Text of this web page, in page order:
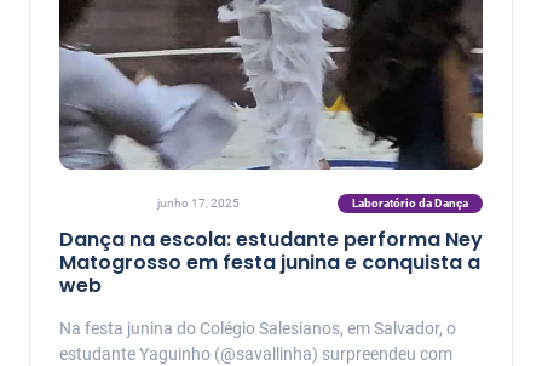
junho 17, 2025 Laboratório da Dança
Dança na escola: estudante performa Ney
Matogrosso em festa junina e conquista a
web
Na festa junina do Colégio Salesianos, em Salvador, o
estudante Yaguinho (@savallinha) surpreendeu com